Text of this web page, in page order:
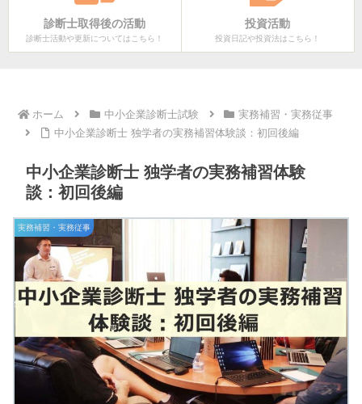
診断士取得後の活動
診断士活動や更新についてはこちら！
投資活動
投資日記や投資法はこちら！
ホーム 中小企業診断士試験
実務補習・実務従事
中小企業診断士 独学者の実務補習体験談：初回後編
中小企業診断士 独学者の実務補習体験
談：初回後編
実務補習・実務従事